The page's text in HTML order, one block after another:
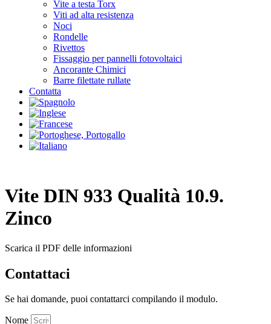
Vite a testa Torx
Viti ad alta resistenza
Noci
Rondelle
Rivettos
Fissaggio per pannelli fotovoltaici
Ancorante Chimici
Barre filettate rullate
Contatta
Vite DIN 933 Qualità 10.9.
Zinco
Scarica il PDF delle informazioni
Contattaci
Se hai domande, puoi contattarci compilando il modulo.
Nome